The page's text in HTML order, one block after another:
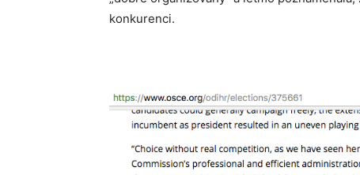
konkurenci.